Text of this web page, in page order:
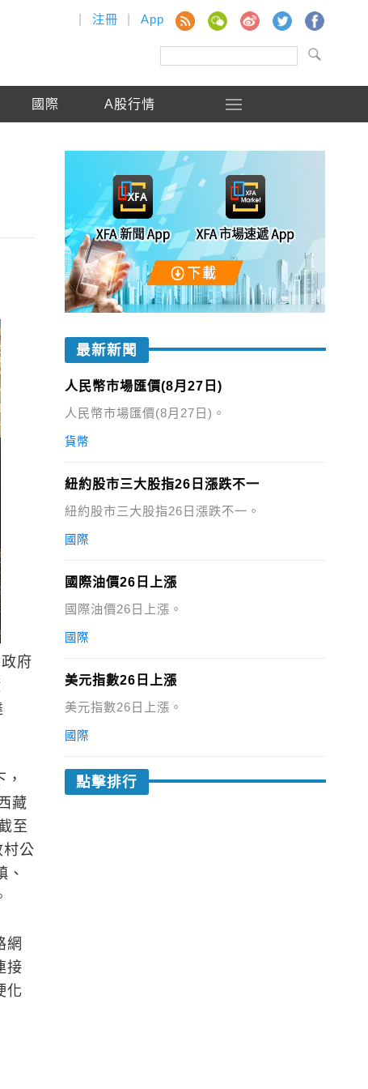
注冊 App
國際 A股行情
府
藏
至
公
、
網
接
化
最新新聞
人民幣市場匯價(8月27日)
人民幣市場匯價(8月27日)。
貨幣
紐約股市三大股指26日漲跌不一
紐約股市三大股指26日漲跌不一。
國際
國際油價26日上漲
國際油價26日上漲。
國際
美元指數26日上漲
美元指數26日上漲。
國際
點擊排行